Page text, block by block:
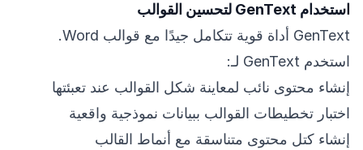
استخدام GenText لتحسين القوالب
GenText أداة قوية تتكامل جيدًا مع قوالب Word.
استخدم GenText لـ:
إنشاء محتوى نائب لمعاينة شكل القوالب عند تعبئتها
اختبار تخطيطات القوالب ببيانات نموذجية واقعية
إنشاء كتل محتوى متناسقة مع أنماط القالب